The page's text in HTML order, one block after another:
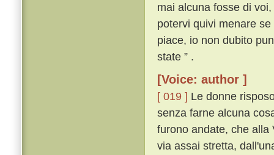
mai alcuna fosse di
potervi quivi menare
piace, io non dubito
state ” .
[Voice: author ]
[ 019 ] Le donne
senza farne alcuna
furono andate, che alla
via assai stretta,